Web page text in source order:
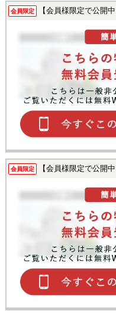
会員限定 【会員様限定で公開中
会員限定 【会員様限定で公開中